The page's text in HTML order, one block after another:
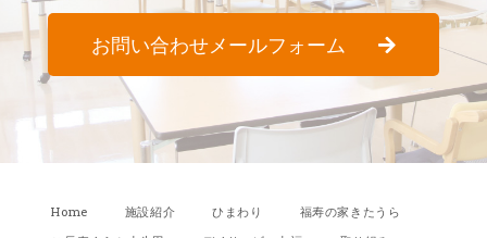
お問い合わせメールフォーム
Home 施設紹介 ひまわり
福寿の家きたうら